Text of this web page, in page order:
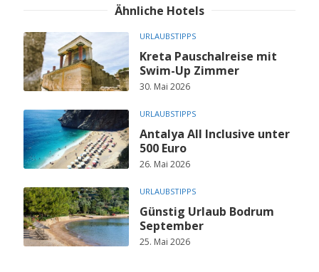
Ähnliche Hotels
URLAUBSTIPPS
Kreta Pauschalreise mit
Swim-Up Zimmer
30. Mai 2026
URLAUBSTIPPS
Antalya All Inclusive unter
500 Euro
26. Mai 2026
URLAUBSTIPPS
Günstig Urlaub Bodrum
September
25. Mai 2026